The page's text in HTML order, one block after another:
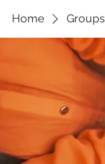
Home Groups